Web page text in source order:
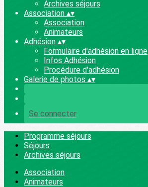
Archives séjours
Association ▴▾
Association
Animateurs
Adhésion ▴▾
Formulaire d'adhésion en ligne
Infos Adhésion
Procédure d'adhésion
Galerie de photos ▴▾
Se connecter
Programme séjours
Séjours
Archives séjours
Association
Animateurs